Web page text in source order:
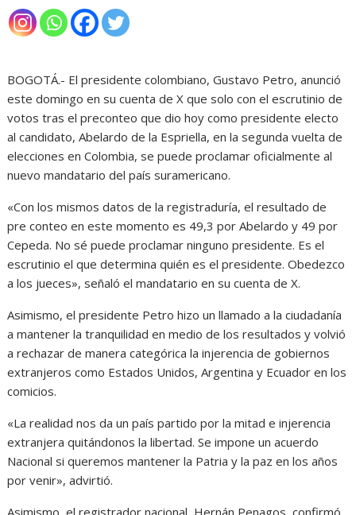
BOGOTÁ.- El presidente colombiano, Gustavo Petro, anunció
este domingo en su cuenta de X que solo con el escrutinio de
votos tras el preconteo que dio hoy como presidente electo
al candidato, Abelardo de la Espriella, en la segunda vuelta de
elecciones en Colombia, se puede proclamar oficialmente al
nuevo mandatario del país suramericano.
«Con los mismos datos de la registraduría, el resultado de
pre conteo en este momento es 49,3 por Abelardo y 49 por
Cepeda. No sé puede proclamar ninguno presidente. Es el
escrutinio el que determina quién es el presidente. Obedezco
a los jueces», señaló el mandatario en su cuenta de X.
Asimismo, el presidente Petro hizo un llamado a la ciudadanía
a mantener la tranquilidad en medio de los resultados y volvió
a rechazar de manera categórica la injerencia de gobiernos
extranjeros como Estados Unidos, Argentina y Ecuador en los
comicios.
«La realidad nos da un país partido por la mitad e injerencia
extranjera quitándonos la libertad. Se impone un acuerdo
Nacional si queremos mantener la Patria y la paz en los años
por venir», advirtió.
Asimismo, el registrador nacional, Hernán Penagos, confirmó